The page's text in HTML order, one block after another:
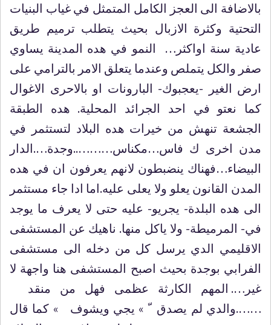
بالاضافة الى العجز الكامل المتمثل في غياب البنيات
التحتية وكثرة الازبال بحيث يتطلب ترميم طريق
عادية سنة اواكثر… النمو في هده المدينة يساوي
صفر والكل يتملص وعندما يتعلق الامر بالترامي على
ارض الغير -يعجبوك- البارونات او بالاحرى الاغوال
كما نعتو في احد الجرائد المحلية. هده الطبقة
الجشعة تنهش من خيرات هده البلاد لتستثمر في
مدن اخرى ك فاس…مكناس………..وجدة….الدار
البيضاء…فهناك ينضبطون لانهم يعرفون ان في هده
المدن القانون يعلو ولا يعلى عليه.اما ادا جاء مستثمر
الى هده البلدة- يجريو- عليه حتى لا يعرف ما يوجد
في- المرميطة- ولا ياكل منها. ناهيك عن المستشفى
الاقليمي الدي يرسل كل من دخله الى مستشفى
الفرابي بوجدة بحيث اصبح المستشفى هنا واجهة لا
غير…. المهم الكارثة عظمى فهل من منقد
…….والدي لم يصدق ّ » يجي ويشوف » كما قال